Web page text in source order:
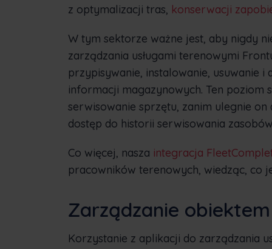
z optymalizacji tras, konserwacji
W tym sektorze ważne jest, aby nigdy
zarządzania usługami terenowymi
przypisywanie, instalowanie, usuwanie
informacji magazynowych. Ten poziom
serwisowanie sprzętu, zanim ulegnie
dostęp do historii serwisowania
Co więcej, nasza integracja
pracowników terenowych, wiedząc, co
Zarządzanie obiektem
Korzystanie z aplikacji do zarządzania